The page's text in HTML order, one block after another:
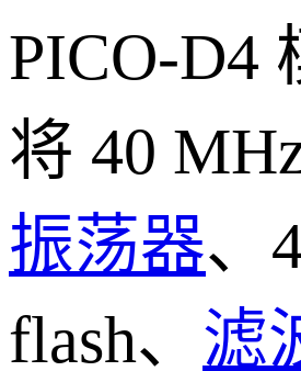
PICO-D4
将 40
振荡器、
flash、 滤